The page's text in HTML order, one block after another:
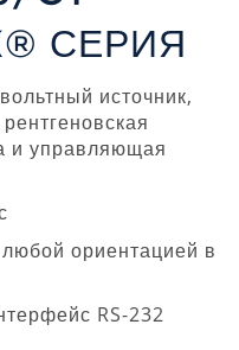
СЕРИЯ
источник,
и управляющая
ориентацией в
RS-232